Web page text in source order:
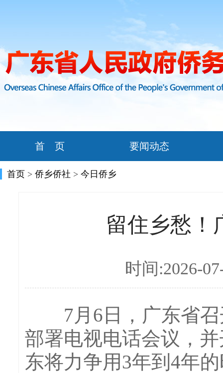
首 页 要闻动态
首页 > 侨乡侨社 > 今日侨乡
留住乡愁！
时间:2026-
7月6日，广东省召
部署电视电话会议，
东将力争用3年到4年